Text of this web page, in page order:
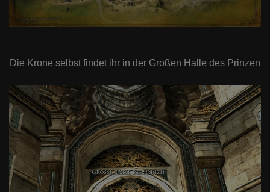
Die Krone selbst findet ihr in der Großen Halle des Prinzen